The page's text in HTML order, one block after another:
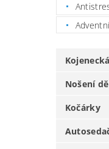
Nošení
Kočárky